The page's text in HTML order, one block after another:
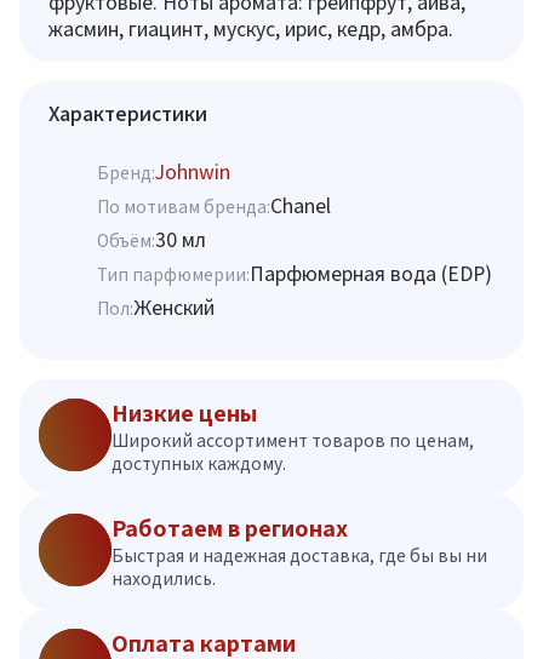
жасмин, гиацинт, мускус, ирис, кедр, амбра.
Характеристики
Бренд:Johnwin
По мотивам бренда:Chanel
Объём:30 мл
Тип парфюмерии:Парфюмерная вода (EDP)
Пол:Женский
Низкие цены
Широкий ассортимент товаров по ценам,
доступных каждому.
Работаем в регионах
Быстрая и надежная доставка, где бы вы ни
находились.
Оплата картами